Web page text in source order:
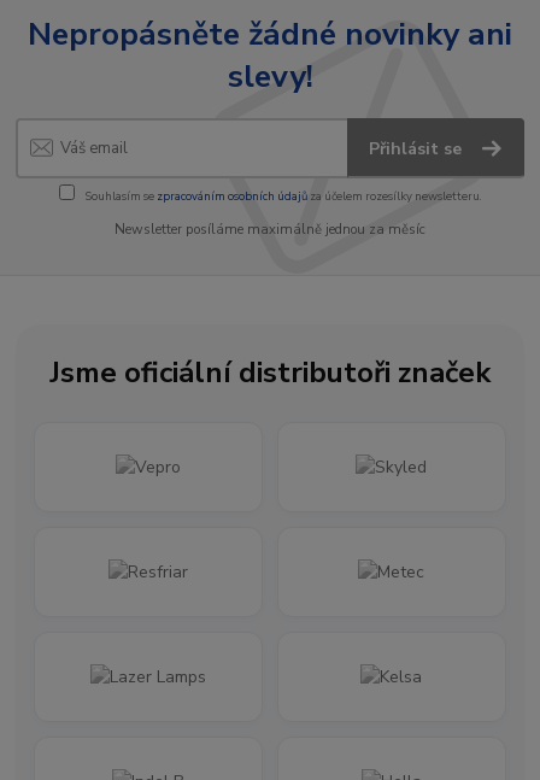
Nepropásněte žádné novinky ani
slevy!
Přihlásit se
Souhlasím se zpracováním osobních údajůza účelem rozesílky newsletteru.
Newsletter posíláme maximálně jednou za měsíc
Jsme oficiální distributoři značek